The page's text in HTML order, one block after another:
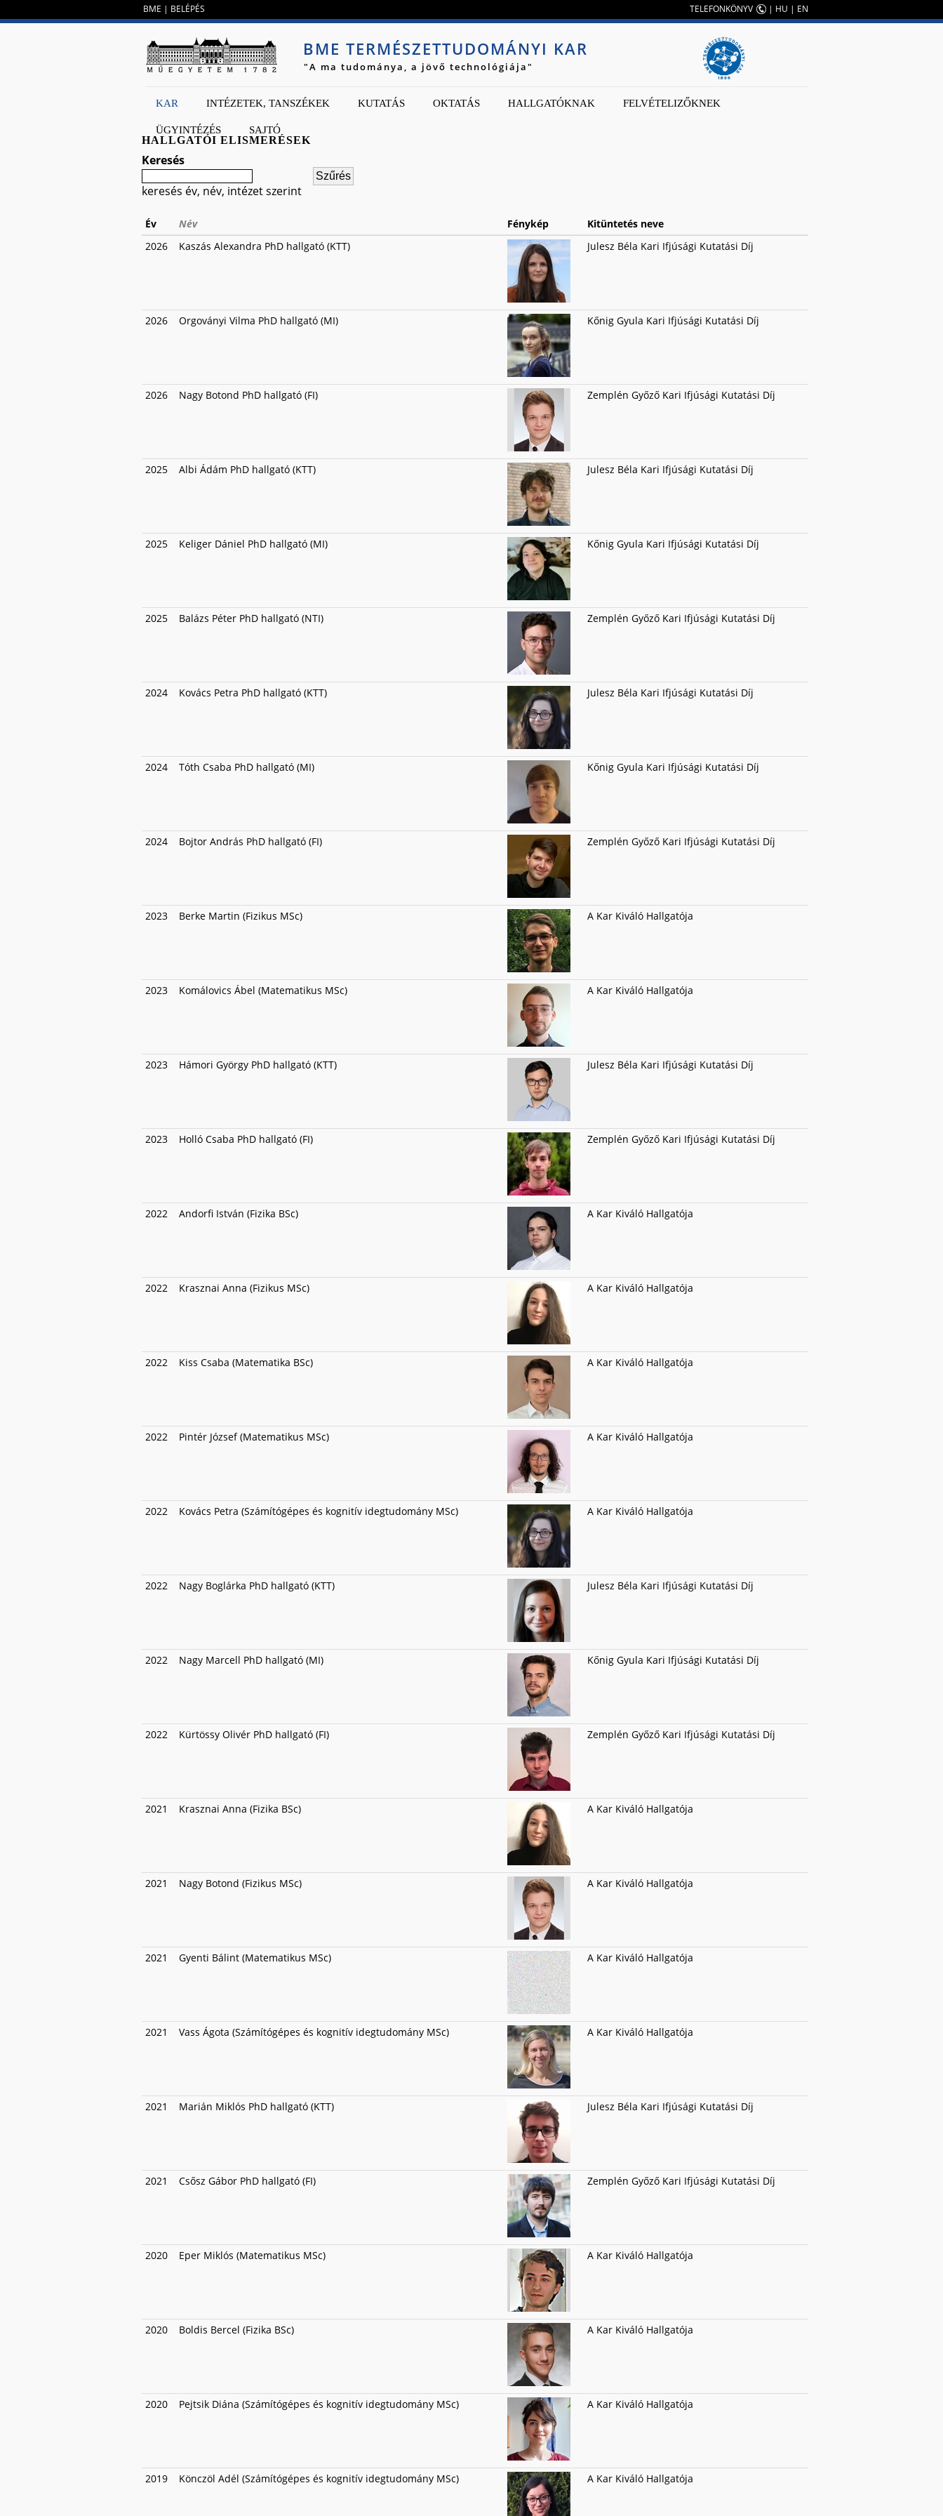
BME | BELÉPÉS TELEFONKÖNYV | HU | EN
BME TERMÉSZETTUDOMÁNYI KAR
"A ma tudománya, a jövő technológiája"
KAR INTÉZETEK, TANSZÉKEK KUTATÁS OKTATÁS HALLGATÓKNAK FELVÉTELIZŐKNEK
ÜGYINTÉZÉS SAJTÓ
HALLGATÓI ELISMERÉSEK
Keresés
keresés év, név, intézet szerint
Év Név Fénykép
Kitüntetés neve
2026
Kaszás Alexandra PhD hallgató (KTT) Julesz Béla Kari Ifjúsági Kutatási Díj
2026 Orgoványi Vilma PhD hallgató (MI) Kőnig Gyula Kari Ifjúsági Kutatási Díj
2026 Nagy Botond PhD hallgató (FI) Zemplén Győző Kari Ifjúsági Kutatási Díj
2025 Albi Ádám PhD hallgató (KTT) Julesz Béla Kari Ifjúsági Kutatási Díj
2025 Keliger Dániel PhD hallgató (MI) Kőnig Gyula Kari Ifjúsági Kutatási Díj
2025 Balázs Péter PhD hallgató (NTI) Zemplén Győző Kari Ifjúsági Kutatási Díj
2024 Kovács Petra PhD hallgató (KTT) Julesz Béla Kari Ifjúsági Kutatási Díj
2024 Tóth Csaba PhD hallgató (MI) Kőnig Gyula Kari Ifjúsági Kutatási Díj
2024 Bojtor András PhD hallgató (FI) Zemplén Győző Kari Ifjúsági Kutatási Díj
2023 Berke Martin (Fizikus MSc) A Kar Kiváló Hallgatója
2023 Komálovics Ábel (Matematikus MSc) A Kar Kiváló Hallgatója
2023 Hámori György PhD hallgató (KTT) Julesz Béla Kari Ifjúsági Kutatási Díj
2023 Holló Csaba PhD hallgató (FI) Zemplén Győző Kari Ifjúsági Kutatási Díj
2022 Andorfi István (Fizika BSc) A Kar Kiváló Hallgatója
2022 Krasznai Anna (Fizikus MSc) A Kar Kiváló Hallgatója
2022 Kiss Csaba (Matematika BSc) A Kar Kiváló Hallgatója
2022 Pintér József (Matematikus MSc) A Kar Kiváló Hallgatója
2022 Kovács Petra (Számítógépes és kognitív idegtudomány MSc) A Kar Kiváló Hallgatója
2022 Nagy Boglárka PhD hallgató (KTT) Julesz Béla Kari Ifjúsági Kutatási Díj
2022 Nagy Marcell PhD hallgató (MI) Kőnig Gyula Kari Ifjúsági Kutatási Díj
2022 Kürtössy Olivér PhD hallgató (FI) Zemplén Győző Kari Ifjúsági Kutatási Díj
2021 Krasznai Anna (Fizika BSc) A Kar Kiváló Hallgatója
2021 Nagy Botond (Fizikus MSc) A Kar Kiváló Hallgatója
2021 Gyenti Bálint (Matematikus MSc) A Kar Kiváló Hallgatója
2021 Vass Ágota (Számítógépes és kognitív idegtudomány MSc) A Kar Kiváló Hallgatója
2021 Marián Miklós PhD hallgató (KTT) Julesz Béla Kari Ifjúsági Kutatási Díj
2021 Csősz Gábor PhD hallgató (FI) Zemplén Győző Kari Ifjúsági Kutatási Díj
2020 Eper Miklós (Matematikus MSc) A Kar Kiváló Hallgatója
2020 Boldis Bercel (Fizika BSc) A Kar Kiváló Hallgatója
2020 Pejtsik Diána (Számítógépes és kognitív idegtudomány MSc) A Kar Kiváló Hallgatója
2019 Könczöl Adél (Számítógépes és kognitív idegtudomány MSc) A Kar Kiváló Hallgatója